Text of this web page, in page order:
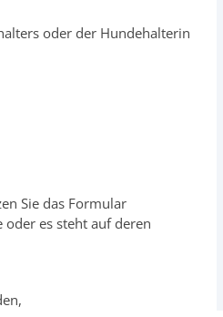
oder der Hundehalterin
Sie das Formular
es steht auf deren